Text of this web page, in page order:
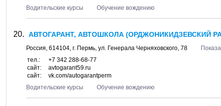
Водительские курсы
Обучение вождению
АВТОГАРАНТ, АВТОШКОЛА (ОРДЖОНИКИДЗЕВСКИЙ
Россия, 614104, г. Пермь, ул. Генерала Черняховского, 78
тел.:
+7 342 288-68-77
сайт:
avtogarant59.ru
сайт:
vk.com/autogarantperm
Водительские курсы
Обучение вождению